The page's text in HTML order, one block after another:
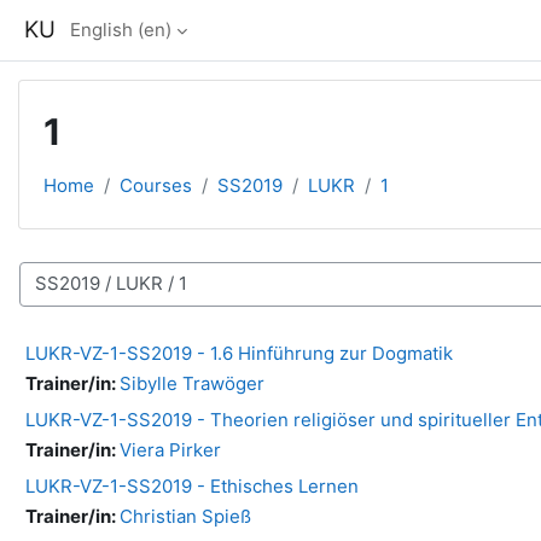
KU English ‎(en)‎
1
Home Courses SS2019 LUKR 1
Course categories
LUKR-VZ-1-SS2019 - 1.6 Hinführung zur Dogmatik
Trainer/in: Sibylle Trawöger
LUKR-VZ-1-SS2019 - Theorien religiöser und spiritueller
Trainer/in:Viera Pirker
LUKR-VZ-1-SS2019 - Ethisches Lernen
Trainer/in: Christian Spieß